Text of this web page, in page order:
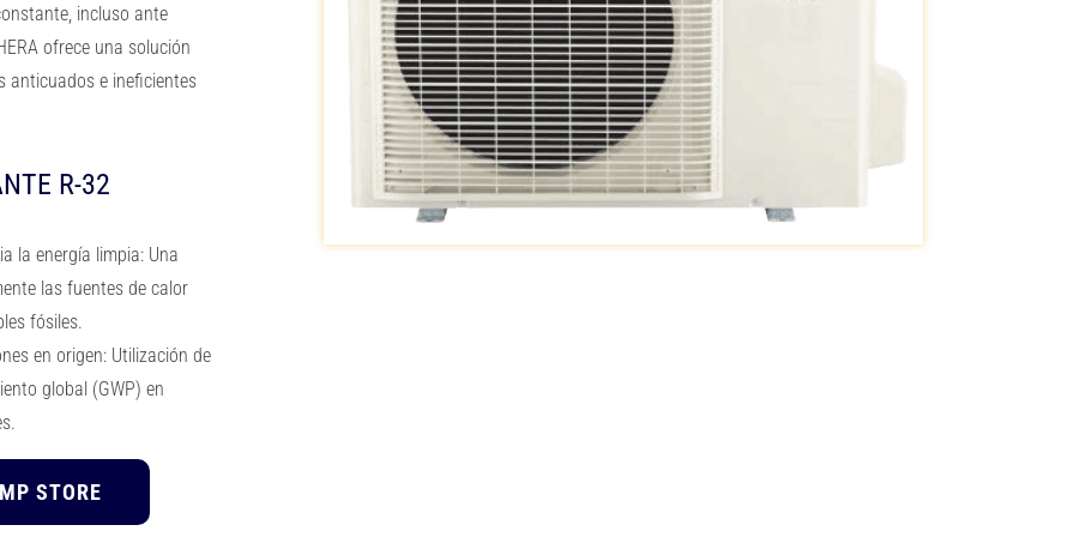
incluso ante
ofrece una solución
anticuados e ineficientes
R-32
la energía limpia: Una
las fuentes de calor
fósiles.
en origen: Utilización de
global (GWP) en
STORE